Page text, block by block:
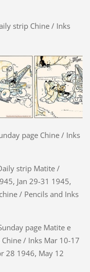
strip Chine / Inks
page Chine / Inks
strip Matite /
Jan 29-31 1945,
/ Pencils and Inks
page Matite e
/ Inks Mar 10-17
28 1946, May 12